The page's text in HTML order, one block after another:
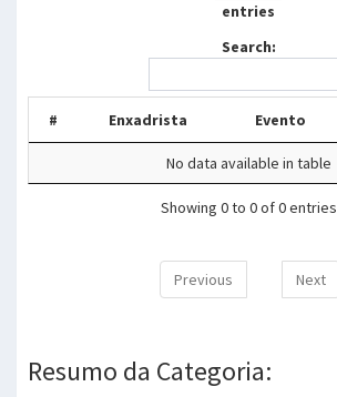
entries
Search:
# Enxadrista Evento
No data available in table
Showing 0 to 0 of 0 entries
Previous Next
Resumo da Categoria: